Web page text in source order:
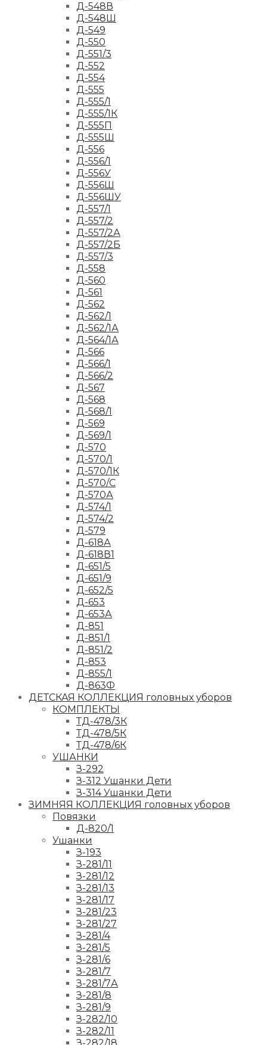
Д-548В
Д-548Ш
Д-549
Д-550
Д-551/3
Д-552
Д-554
Д-555
Д-555/1
Д-555/1К
Д-555П
Д-555Ш
Д-556
Д-556/1
Д-556У
Д-556Ш
Д-556ШУ
Д-557/1
Д-557/2
Д-557/2А
Д-557/2Б
Д-557/3
Д-558
Д-560
Д-561
Д-562
Д-562/1
Д-562/1А
Д-564/1А
Д-566
Д-566/1
Д-566/2
Д-567
Д-568
Д-568/1
Д-569
Д-569/1
Д-570
Д-570/1
Д-570/1К
Д-570/С
Д-570А
Д-574/1
Д-574/2
Д-579
Д-618А
Д-618В1
Д-651/5
Д-651/9
Д-652/5
Д-653
Д-653А
Д-851
Д-851/1
Д-851/2
Д-853
Д-855/1
Д-863Ф
ДЕТСКАЯ КОЛЛЕКЦИЯ головных уборов
КОМПЛЕКТЫ
ТД-478/3К
ТД-478/5К
ТД-478/6К
УШАНКИ
З-292
З-312 Ушанки Дети
З-314 Ушанки Дети
ЗИМНЯЯ КОЛЛЕКЦИЯ головных уборов
Повязки
Д-820/1
Ушанки
З-193
З-281/11
З-281/12
З-281/13
З-281/17
З-281/23
З-281/27
З-281/4
З-281/5
З-281/6
З-281/7
З-281/7А
З-281/8
З-281/9
З-282/10
З-282/11